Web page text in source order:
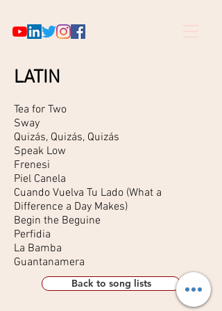
LATIN
Tea for Two
Sway
Quizás, Quizás, Quizás
Speak Low
Frenesi
Piel Canela
Cuando Vuelva Tu Lado (What a
Difference a Day Makes)
Begin the Beguine
Perfidia
La Bamba
Guantanamera
Back to song lists